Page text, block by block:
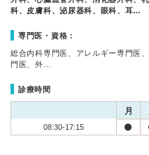
科、皮膚科、泌尿器科、眼科、耳…
専門医・資格：
総合内科専門医、アレルギー専門医
門医、外…
診療時間
月
08:30-17:15